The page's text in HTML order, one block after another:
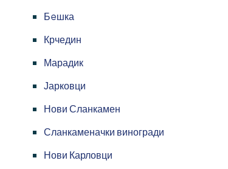
Бeшка
Крчедин
Марадик
Јарковци
Нови Сланкамен
Сланкаменачки виногради
Нови Карловци